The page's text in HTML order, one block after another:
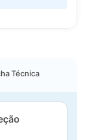
Técnica